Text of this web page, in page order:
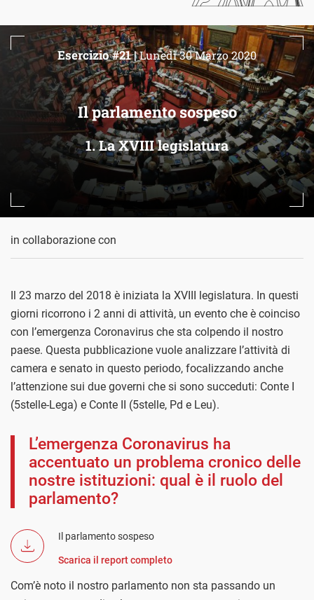
Il parlamento sospeso
1. La XVIII legislatura
Esercizio #21 |Lunedì 30 Marzo 2020
in collaborazione con
Il 23 marzo del 2018 è iniziata la XVIII legislatura. In questi
giorni ricorrono i 2 anni di attività, un evento che è coinciso
con l’emergenza Coronavirus che sta colpendo il nostro
paese. Questa pubblicazione vuole analizzare l’attività di
camera e senato in questo periodo, focalizzando anche
l’attenzione sui due governi che si sono succeduti: Conte I
(5stelle-Lega) e Conte II (5stelle, Pd e Leu).
L’emergenza Coronavirus ha
accentuato un problema cronico delle
nostre istituzioni: qual è il ruolo del
parlamento?
Il parlamento sospeso
Scarica il report completo
Com’è noto il nostro parlamento non sta passando un